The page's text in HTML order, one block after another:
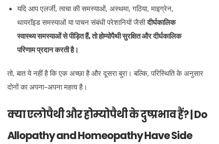
यदि आप एलर्जी, त्वचा की समस्याओं, अस्थमा, गठिया, माइग्रेन,
थायरॉइड समस्याओं या पाचन संबंधी परेशानियों जैसीदीर्घकालिक
स्वास्थ्य समस्याओं से पीड़ित हैं, तोहोम्योपैथी सुरक्षित और दीर्घकालिक
परिणाम प्रदान करती है।
तो, बात ये नहीं है कि एक अच्छा है और दूसरा बुरा। बल्कि, परिस्थिति के अनुसार
दोनों का अपना-अपना महत्व है।
क्या एलोपैथी और होम्योपैथी के दुष्प्रभाव हैं? | Do
Allopathy and Homeopathy Have Side